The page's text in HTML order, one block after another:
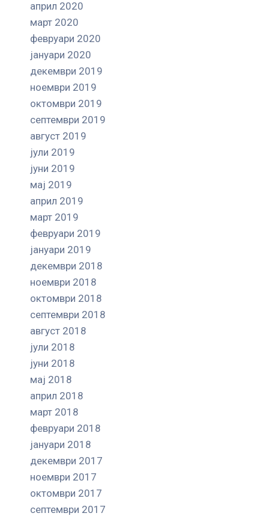
април 2020
март 2020
февруари 2020
јануари 2020
декември 2019
ноември 2019
октомври 2019
септември 2019
август 2019
јули 2019
јуни 2019
мај 2019
април 2019
март 2019
февруари 2019
јануари 2019
декември 2018
ноември 2018
октомври 2018
септември 2018
август 2018
јули 2018
јуни 2018
мај 2018
април 2018
март 2018
февруари 2018
јануари 2018
декември 2017
ноември 2017
октомври 2017
септември 2017